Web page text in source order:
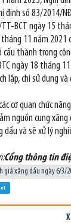
định số 83/2014/
BCT ngày 15
11 năm 2021
thành trong
ngày 18 tháng 11
lập, chi sử dụng
cơ quan chức
nguồn cung
và sẽ xử lý
Cổng thông tin
giá xăng dầu ngày 6/3/